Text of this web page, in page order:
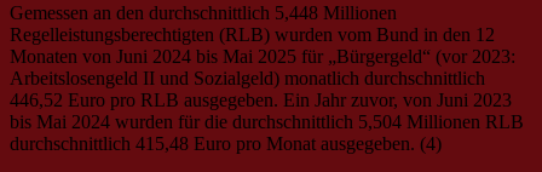
Gemessen an den durchschnittlich 5,448 Millionen
Regelleistungsberechtigten (RLB) wurden vom Bund in den 12
Monaten von Juni 2024 bis Mai 2025 für „Bürgergeld“ (vor 2023:
Arbeitslosengeld II und Sozialgeld) monatlich durchschnittlich
446,52 Euro pro RLB ausgegeben. Ein Jahr zuvor, von Juni 2023
bis Mai 2024 wurden für die durchschnittlich 5,504 Millionen RLB
durchschnittlich 415,48 Euro pro Monat ausgegeben. (4)